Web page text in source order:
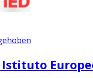
Istituto